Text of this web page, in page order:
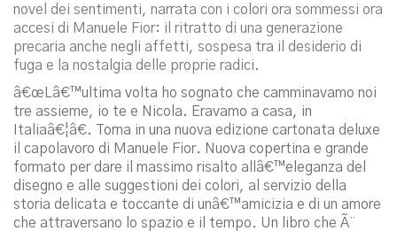
novel dei sentimenti, narrata con i colori ora sommessi ora
accesi di Manuele Fior: il ritratto di una generazione
precaria anche negli affetti, sospesa tra il desiderio di
fuga e la nostalgia delle proprie radici.
â€œLâ€™ultima volta ho sognato che camminavamo noi
tre assieme, io te e Nicola. Eravamo a casa, in
Italiaâ€¦â€. Torna in una nuova edizione cartonata deluxe
il capolavoro di Manuele Fior. Nuova copertina e grande
formato per dare il massimo risalto allâ€™eleganza del
disegno e alle suggestioni dei colori, al servizio della
storia delicata e toccante di unâ€™amicizia e di un amore
che attraversano lo spazio e il tempo. Un libro che Ã¨